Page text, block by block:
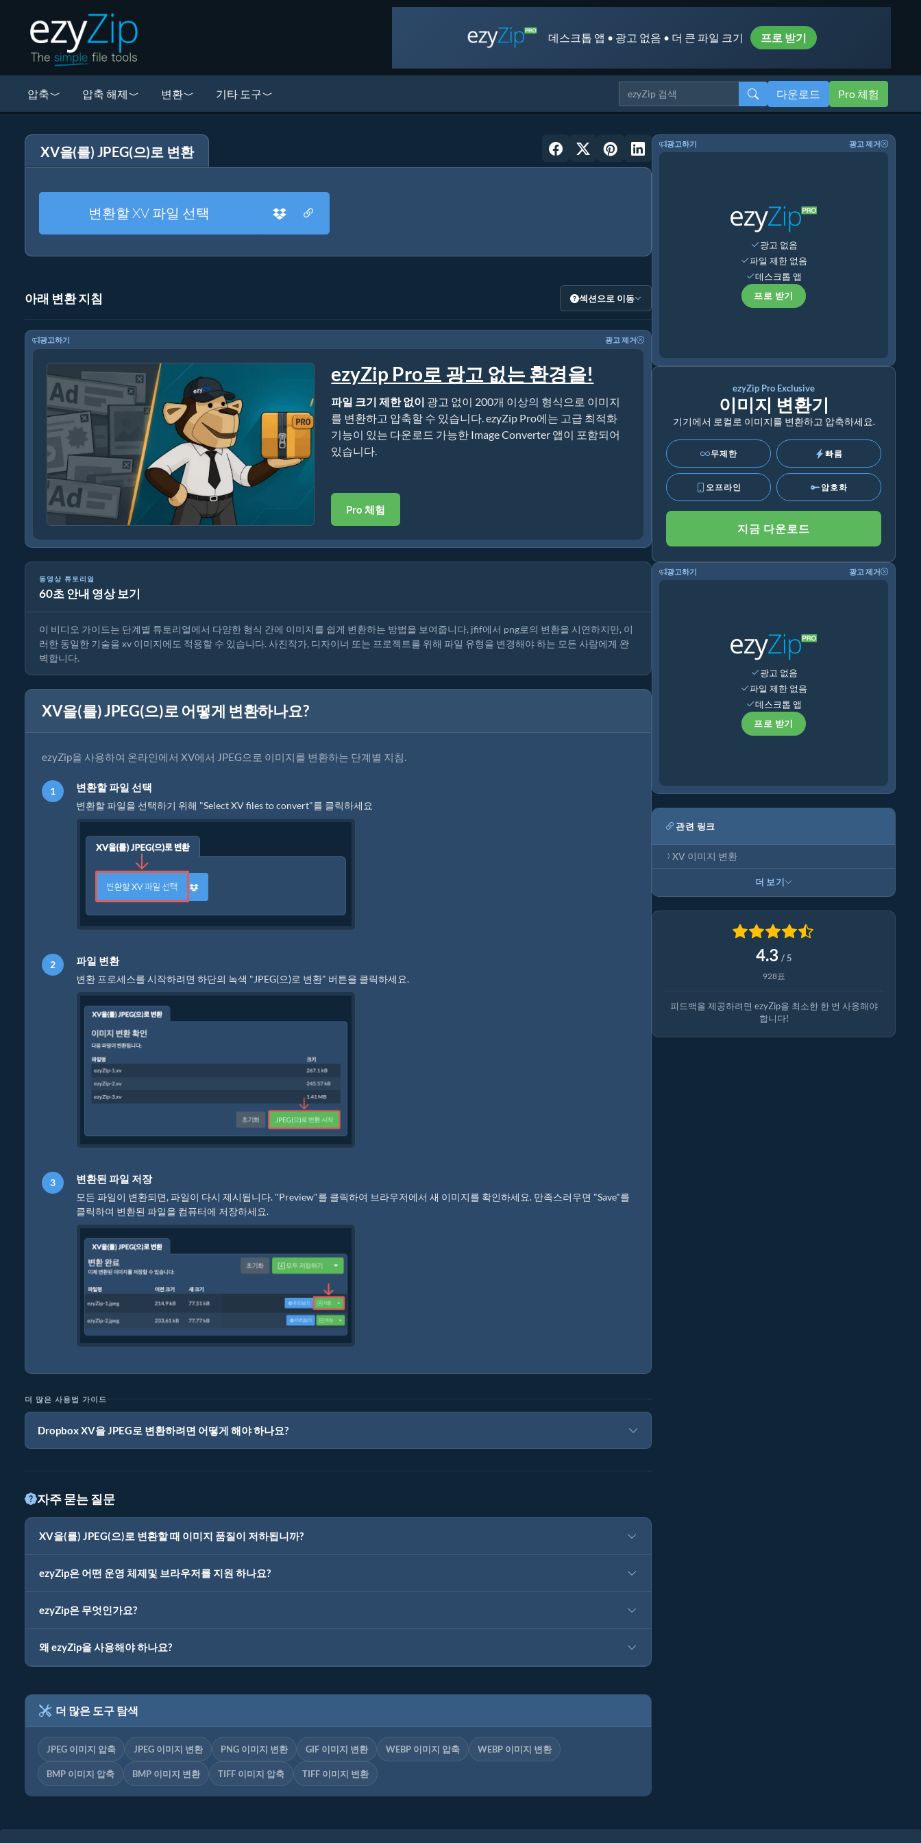
데스크톱 앱 • 광고 없음 • 더 큰 파일 크기 프로 받기
압축 압축 해제 변환 기타 도구 다운로드 Pro 체험
XV을(를) JPEG(으)로 변환
변환할 XV 파일 선택
아래 변환 지침 섹션으로 이동
광고하기 광고 제거
ezyZip Pro로 광고 없는 환경을!
파일 크기 제한 없이 광고 없이 200개 이상의 형식으로 이미지
를 변환하고 압축할 수 있습니다. ezyZip Pro에는 고급 최적화
기능이 있는 다운로드 가능한 Image Converter 앱이 포함되어
있습니다.
Pro 체험
동영상 튜토리얼
60초 안내 영상 보기
온라인에서 이미지 형식을 변환하는 방법
이 비디오 가이드는 단계별 튜토리얼에서 다양한 형식 간에 이미지를 쉽게 변환하는 방법을 보여줍니다. jfif에서 png로의 변환을 시연하지만, 이
러한 동일한 기술을 xv 이미지에도 적용할 수 있습니다. 사진작가, 디자이너 또는 프로젝트를 위해 파일 유형을 변경해야 하는 모든 사람에게 완
벽합니다.
XV을(를) JPEG(으)로 어떻게 변환하나요?
ezyZip을 사용하여 온라인에서 XV에서 JPEG으로 이미지를 변환하는 단계별 지침.
변환할 파일 선택
변환할 파일을 선택하기 위해 "Select XV files to convert"를 클릭하세요
파일 변환
변환 프로세스를 시작하려면 하단의 녹색 "JPEG(으)로 변환" 버튼을 클릭하세요.
변환된 파일 저장
모든 파일이 변환되면, 파일이 다시 제시됩니다. "Preview"를 클릭하여 브라우저에서 새 이미지를 확인하세요. 만족스러우면 "Save"를
클릭하여 변환된 파일을 컴퓨터에 저장하세요.
더 많은 사용법 가이드
Dropbox XV을 JPEG로 변환하려면 어떻게 해야 하나요?
자주 묻는 질문
XV을(를) JPEG(으)로 변환할 때 이미지 품질이 저하됩니까?
ezyZip은 어떤 운영 체제및 브라우저를 지원 하나요?
ezyZip은 무엇인가요?
왜 ezyZip을 사용해야 하나요?
더 많은 도구 탐색
JPEG 이미지 압축 JPEG 이미지 변환 PNG 이미지 변환 GIF 이미지 변환 WEBP 이미지 압축 WEBP 이미지 변환
BMP 이미지 압축 BMP 이미지 변환 TIFF 이미지 압축 TIFF 이미지 변환
광고하기 광고 제거
광고 없음
파일 제한 없음
데스크톱 앱
프로 받기
ezyZip Pro Exclusive
이미지 변환기
기기에서 로컬로 이미지를 변환하고 압축하세요.
무제한 빠름
오프라인 암호화
지금 다운로드
광고하기 광고 제거
광고 없음
파일 제한 없음
데스크톱 앱
프로 받기
관련 링크
XV 이미지 변환
더 보기
4.3 / 5
928표
피드백을 제공하려면 ezyZip을 최소한 한 번 사용해야
합니다!